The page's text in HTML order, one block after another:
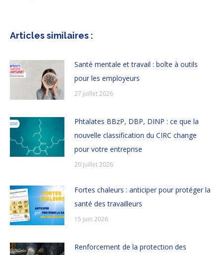
Articles similaires :
Santé mentale et travail : boîte à outils
pour les employeurs
27 juillet 2026
Phtalates BBzP, DBP, DINP : ce que la
nouvelle classification du CIRC change
pour votre entreprise
20 juillet 2026
Fortes chaleurs : anticiper pour protéger la
santé des travailleurs
15 juin 2026
Renforcement de la protection des